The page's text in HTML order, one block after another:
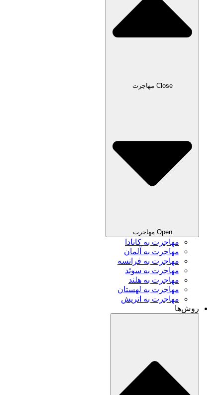
Close مهاجرت
Open مهاجرت
مهاجرت به کانادا
مهاجرت به آلمان
مهاجرت به فرانسه
مهاجرت به سوئد
مهاجرت به هلند
مهاجرت به لهستان
مهاجرت به اتریش
روش‌ها